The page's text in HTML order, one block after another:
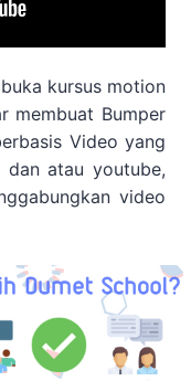
kursus motion
membuat Bumper
Video yang
atau youtube,
video